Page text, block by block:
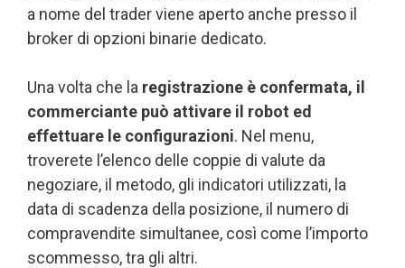
a nome del trader viene aperto anche presso il
broker di opzioni binarie dedicato.
Una volta che la registrazione è confermata, il
commerciante può attivare il robot ed
effettuare le configurazioni. Nel menu,
troverete l’elenco delle coppie di valute da
negoziare, il metodo, gli indicatori utilizzati, la
data di scadenza della posizione, il numero di
compravendite simultanee, così come l’importo
scommesso, tra gli altri.